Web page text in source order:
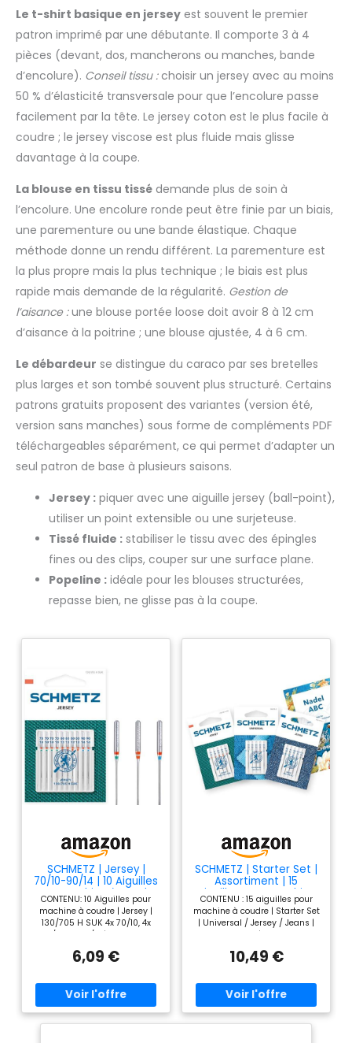
Le t-shirt basique en jersey est souvent le premier
patron imprimé par une débutante. Il comporte 3 à 4
pièces (devant, dos, mancherons ou manches, bande
d’encolure). Conseil tissu :choisir un jersey avec au moins
50 % d’élasticité transversale pour que l’encolure passe
facilement par la tête. Le jersey coton est le plus facile à
coudre ; le jersey viscose est plus fluide mais glisse
davantage à la coupe.
La blouse en tissu tissé demande plus de soin à
l’encolure. Une encolure ronde peut être finie par un biais,
une parementure ou une bande élastique. Chaque
méthode donne un rendu différent. La parementure est
la plus propre mais la plus technique ; le biais est plus
rapide mais demande de la régularité. Gestion de
l’aisance :une blouse portée loose doit avoir 8 à 12 cm
d’aisance à la poitrine ; une blouse ajustée, 4 à 6 cm.
Le débardeur se distingue du caraco par ses bretelles
plus larges et son tombé souvent plus structuré. Certains
patrons gratuits proposent des variantes (version été,
version sans manches) sous forme de compléments PDF
téléchargeables séparément, ce qui permet d’adapter un
seul patron de base à plusieurs saisons.
Jersey : piquer avec une aiguille jersey (ball-point),
utiliser un point extensible ou une surjeteuse.
Tissé fluide : stabiliser le tissu avec des épingles
fines ou des clips, couper sur une surface plane.
Popeline : idéale pour les blouses structurées,
repasse bien, ne glisse pas à la coupe.
SCHMETZ | Jersey |
70/10-90/14 | 10 Aiguilles
pour machine à coudre
CONTENU: 10 Aiguilles pour
machine à coudre | Jersey |
130/705 H SUK 4x 70/10, 4x
80/12, 2x 90/14 | avec talon
Livré dans une boîte de
machine à coudre
PARTICULARITÉ: Forme de
pointe spéciale pour coudre
facilement le jersey, les tricots
6,09 €
SCHMETZ | Starter Set |
Assortiment | 15
Aiguilles pour machine
à coudre
CONTENU : 15 aiguilles pour
machine à coudre | Starter Set
| Universal / Jersey / Jeans |
avec talon plat | assortiments
Aiguilles Jersey (2x 70/10, 2x
Aiguilles Jeans (2x 90/14, 2x
100/16, 1x 110/18) | Livré dans
une boîte de rangement pour
aiguilles pour machine à
10,49 €